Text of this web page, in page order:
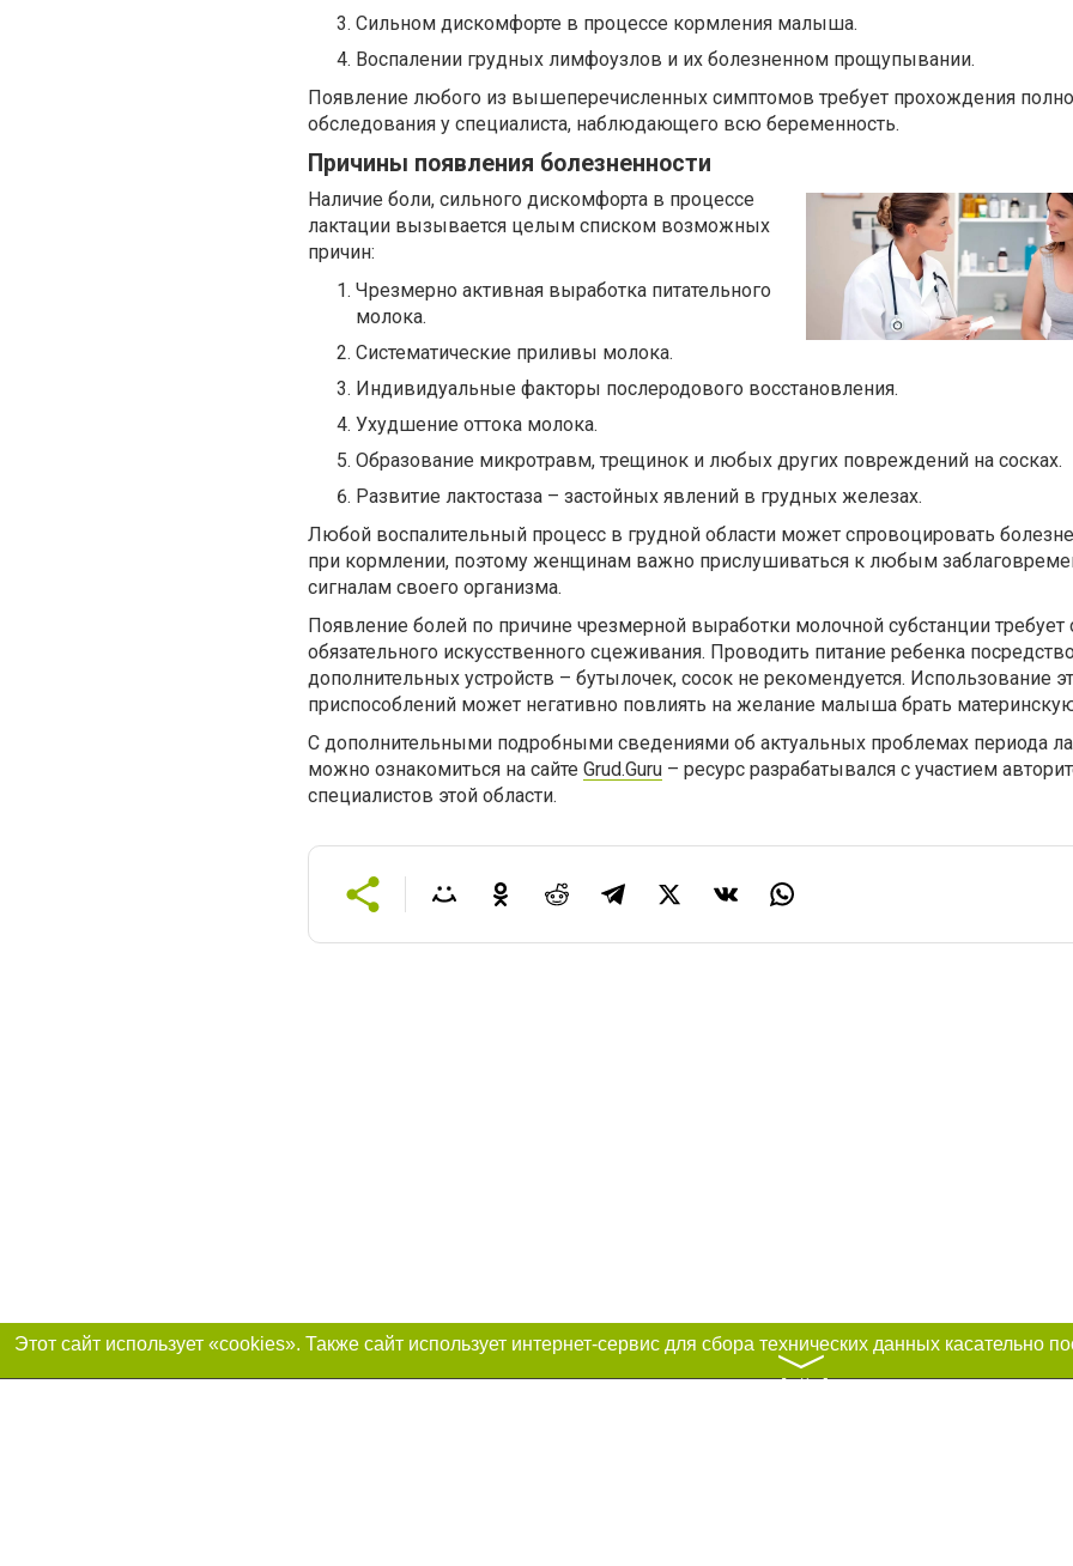
Сильном дискомфорте в процессе кормления малыша.
Воспалении грудных лимфоузлов и их болезненном прощупывании.
Появление любого из вышеперечисленных симптомов требует прохождения
обследования у специалиста, наблюдающего всю беременность.
Причины появления болезненности
Наличие боли, сильного дискомфорта в процессе
лактации вызывается целым списком возможных
причин:
Чрезмерно активная выработка питательного
молока.
Систематические приливы молока.
Индивидуальные факторы послеродового восстановления.
Ухудшение оттока молока.
Образование микротравм, трещинок и любых других повреждений на сосках.
Развитие лактостаза – застойных явлений в грудных железах.
Любой воспалительный процесс в грудной области может спровоцировать
при кормлении, поэтому женщинам важно прислушиваться к любым
сигналам своего организма.
Появление болей по причине чрезмерной выработки молочной субстанции требует
обязательного искусственного сцеживания. Проводить питание ребенка
дополнительных устройств – бутылочек, сосок не рекомендуется. Использование
приспособлений может негативно повлиять на желание малыша брать
С дополнительными подробными сведениями об актуальных проблемах периода
можно ознакомиться на сайте Grud.Guru – ресурс разрабатывался с участием
специалистов этой области.
〉